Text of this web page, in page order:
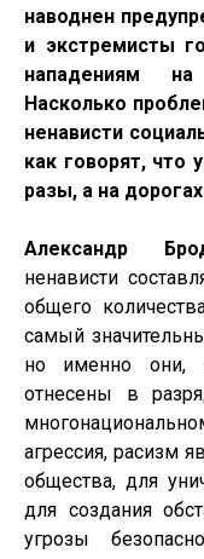
наводнен
и экстремисты
нападениям
Насколько
ненависти
как говорят, что
разы, а на
Александр
ненависти
общего
самый
но именно они,
отнесены в
агрессия, расизм
общества, для
для создания
угрозы